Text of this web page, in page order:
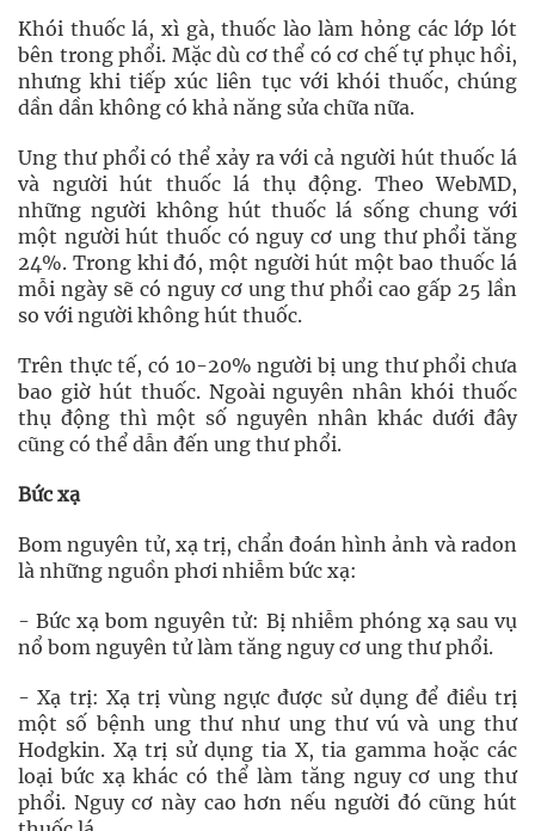
Khói thuốc lá, xì gà, thuốc lào làm hỏng các lớp lót
bên trong phổi. Mặc dù cơ thể có cơ chế tự phục hồi,
nhưng khi tiếp xúc liên tục với khói thuốc, chúng
dần dần không có khả năng sửa chữa nữa.
Ung thư phổi có thể xảy ra với cả người hút thuốc lá
và người hút thuốc lá thụ động. Theo WebMD,
những người không hút thuốc lá sống chung với
một người hút thuốc có nguy cơ ung thư phổi tăng
24%. Trong khi đó, một người hút một bao thuốc lá
mỗi ngày sẽ có nguy cơ ung thư phổi cao gấp 25 lần
so với người không hút thuốc.
Trên thực tế, có 10-20% người bị ung thư phổi chưa
bao giờ hút thuốc. Ngoài nguyên nhân khói thuốc
thụ động thì một số nguyên nhân khác dưới đây
cũng có thể dẫn đến ung thư phổi.
Bức xạ
Bom nguyên tử, xạ trị, chẩn đoán hình ảnh và radon
là những nguồn phơi nhiễm bức xạ:
- Bức xạ bom nguyên tử: Bị nhiễm phóng xạ sau vụ
nổ bom nguyên tử làm tăng nguy cơ ung thư phổi.
- Xạ trị: Xạ trị vùng ngực được sử dụng để điều trị
một số bệnh ung thư như ung thư vú và ung thư
Hodgkin. Xạ trị sử dụng tia X, tia gamma hoặc các
loại bức xạ khác có thể làm tăng nguy cơ ung thư
phổi. Nguy cơ này cao hơn nếu người đó cũng hút